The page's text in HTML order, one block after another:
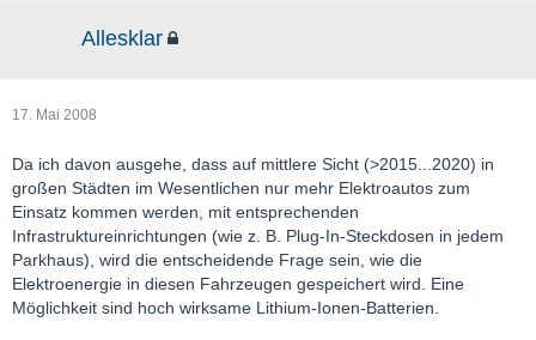
Allesklar
17. Mai 2008
Da ich davon ausgehe, dass auf mittlere Sicht (>2015...2020) in
großen Städten im Wesentlichen nur mehr Elektroautos zum
Einsatz kommen werden, mit entsprechenden
Infrastruktureinrichtungen (wie z. B. Plug-In-Steckdosen in jedem
Parkhaus), wird die entscheidende Frage sein, wie die
Elektroenergie in diesen Fahrzeugen gespeichert wird. Eine
Möglichkeit sind hoch wirksame Lithium-Ionen-Batterien.